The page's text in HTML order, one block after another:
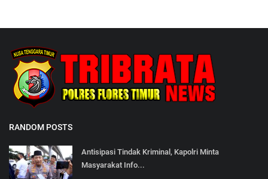
RANDOM POSTS
Antisipasi Tindak Kriminal, Kapolri Minta
Masyarakat Info...